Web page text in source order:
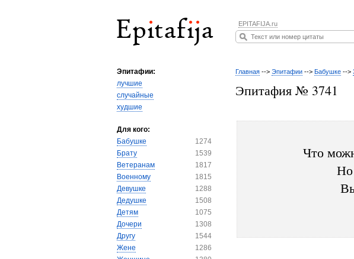
EPITAFIJA.ru
Эпитафии:
лучшие
случайные
худшие
Для кого:
Бабушке
1274
Брату
1539
Ветеранам
1817
Военному
1815
Девушке
1288
Дедушке
1508
Детям
1075
Дочери
1308
Другу
1544
Жене
1286
Главная --> Эпитафии --> Бабушке -->
Эпитафия № 3741
Что
Но